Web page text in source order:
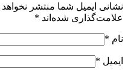
نشانی ایمیل شما منتشر
علامت‌گذاری شده‌اند *
نام *
ایمیل *